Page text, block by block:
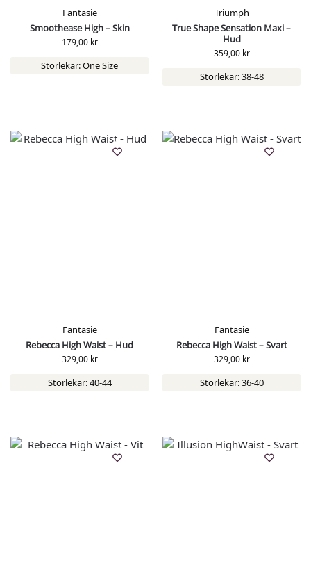
Fantasie
Smoothease High – Skin
179,00 kr
Storlekar: One Size
Triumph
True Shape Sensation Maxi –
Hud
359,00 kr
Storlekar: 38-48
Fantasie
Rebecca High Waist – Hud
329,00 kr
Storlekar: 40-44
Fantasie
Rebecca High Waist – Svart
329,00 kr
Storlekar: 36-40